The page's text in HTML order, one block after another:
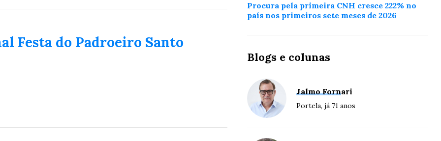
Festa do Padroeiro Santo
Procura pela primeira CNH cresce 222% no
país nos primeiros sete meses de 2026
Blogs e colunas
Jalmo Fornari
Portela, já 71 anos